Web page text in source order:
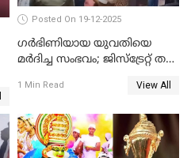
Posted On 19-12-2025
ഗര്‍ഭിണിയായ യുവതിയെ
മര്‍ദിച്ച സംഭവം; ജിസ്‌ട്രേറ്റ് തല
യുവതി
1 Min Read View All